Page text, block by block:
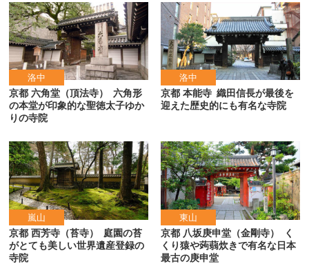
洛中
京都 六角堂（頂法寺）
六角形
の本堂が印象的な聖徳太子ゆか
りの寺院
洛中
京都 本能寺 織田信長が最後を
迎えた歴史的にも有名な寺院
嵐山
京都 西芳寺（苔寺）
庭園の苔
がとても美しい世界遺産登録の
寺院
東山
京都 八坂庚申堂（金剛寺）
く
くり猿や蒟蒻炊きで有名な日本
最古の庚申堂